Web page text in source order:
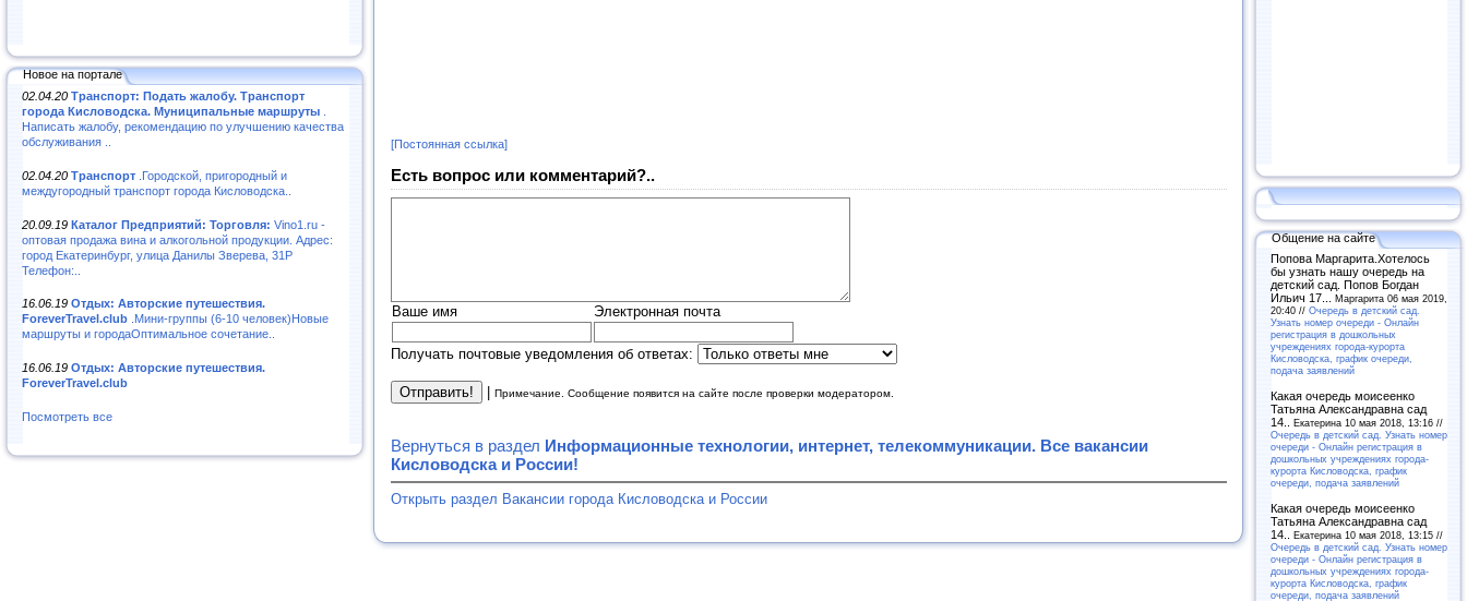
Новое на портале
02.04.20 Транспорт: Подать жалобу. Транспорт
города Кисловодска. Муниципальные маршруты
Написать жалобу, рекомендацию по улучшению качества
обслуживания ..
02.04.20 Транспорт .Городской, пригородный и
междугородный транспорт города Кисловодска..
20.09.19 Каталог Предприятий: Торговля: Vino1.ru -
оптовая продажа вина и алкогольной продукции. Адрес:
город Екатеринбург, улица Данилы Зверева, 31Р
Телефон:..
16.06.19 Отдых: Авторские путешествия.
ForeverTravel.club .Мини-группы (6-10 человек)Новые
маршруты и городаОптимальное сочетание..
16.06.19 Отдых: Авторские путешествия.
ForeverTravel.club
Посмотреть все
[Постоянная ссылка]
Есть вопрос или комментарий?..
Ваше имя Электронная почта
Получать почтовые уведомления об ответах:
Примечание. Сообщение появится на сайте после проверки модератором.
Вернуться в раздел Информационные технологии, интернет, телекоммуникации. Все вакансии
Кисловодска и России!
Открыть раздел Вакансии города Кисловодска и России
Общение на сайте
Попова Маргарита.Хотелось
бы узнать нашу очередь на
детский сад. Попов Богдан
Ильич 17... Маргарита 06 мая 2019,
20:40 // Очередь в детский сад.
Узнать номер очереди - Онлайн
регистрация в дошкольных
учреждениях города-курорта
Кисловодска, график очереди,
подача заявлений
Какая очередь моисеенко
Татьяна Александравна сад
14.. Екатерина 10 мая 2018, 13:16 //
Очередь в детский сад. Узнать номер
очереди - Онлайн регистрация в
дошкольных учреждениях города-
курорта Кисловодска, график
очереди, подача заявлений
Какая очередь моисеенко
Татьяна Александравна сад
14.. Екатерина 10 мая 2018, 13:15 //
Очередь в детский сад. Узнать номер
очереди - Онлайн регистрация в
дошкольных учреждениях города-
курорта Кисловодска, график
очереди, подача заявлений